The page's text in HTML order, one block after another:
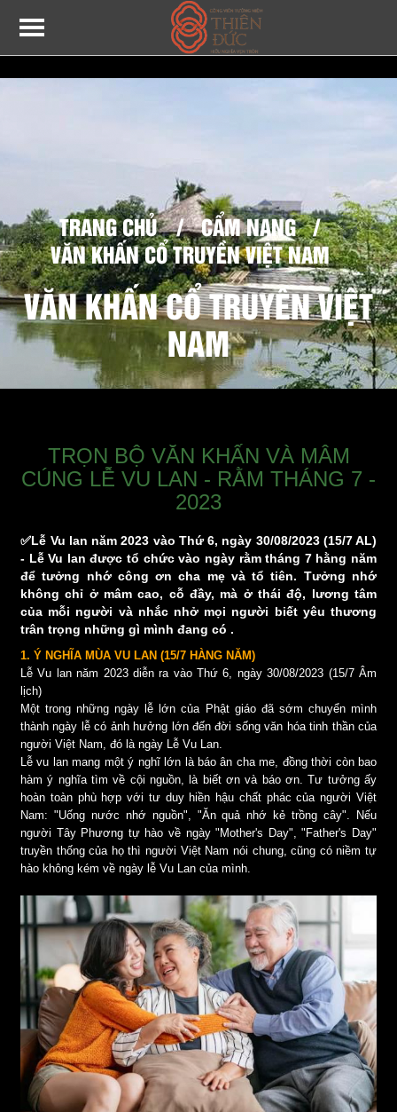
TRANG CHỦ / CẨM NANG /
VĂN KHẤN CỔ TRUYỀN VIỆT NAM
VĂN KHẤN CỔ TRUYỀN VIỆT
NAM
TRỌN BỘ VĂN KHẤN VÀ MÂM
CÚNG LỄ VU LAN - RẰM THÁNG 7 -
2023
✅Lễ Vu lan năm 2023 vào Thứ 6, ngày 30/08/2023 (15/7 AL)
- Lễ Vu lan được tổ chức vào ngày rằm tháng 7 hằng năm
để tưởng nhớ công ơn cha mẹ và tổ tiên. Tưởng nhớ
không chỉ ở mâm cao, cỗ đầy, mà ở thái độ, lương tâm
của mỗi người và nhắc nhở mọi người biết yêu thương
trân trọng những gì mình đang có .
1. Ý NGHĨA MÙA VU LAN (15/7 HÀNG NĂM)
Lễ Vu lan năm 2023 diễn ra vào Thứ 6, ngày 30/08/2023 (15/7 Âm
lịch)
Một trong những ngày lễ lớn của Phật giáo đã sớm chuyển mình
thành ngày lễ có ảnh hưởng lớn đến đời sống văn hóa tinh thần của
người Việt Nam, đó là ngày Lễ Vu Lan.
Lễ vu lan mang một ý nghĩ lớn là báo ân cha me, đồng thời còn bao
hàm ý nghĩa tìm về cội nguồn, là biết ơn và báo ơn. Tư tưởng ấy
hoàn toàn phù hợp với tư duy hiền hậu chất phác của người Việt
Nam: "Uống nước nhớ nguồn", "Ăn quả nhớ kẻ trồng cây". Nếu
người Tây Phương tự hào về ngày "Mother's Day", "Father's Day"
truyền thống của họ thì người Việt Nam nói chung, cũng có niềm tự
hào không kém về ngày lễ Vu Lan của mình.